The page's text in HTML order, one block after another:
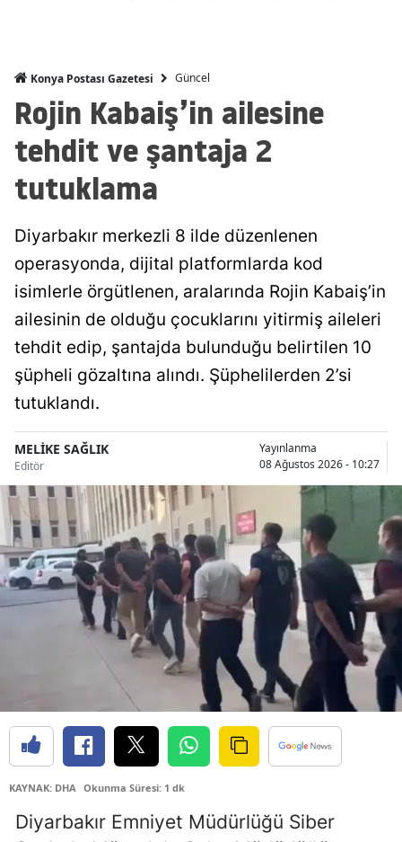
Manisa
Kahramanmaraş
Muş
Nevşehir
Niğde
Ordu
Sakarya
Samsun
Sinop
Sivas
Tekirdağ
Tokat
Trabzon
Tunceli
Şanlıurfa
Van
Konya Postası Gazetesi Güncel
Rojin Kabaiş’in ailesine
tehdit ve şantaja 2
tutuklama
Diyarbakır merkezli 8 ilde düzenlenen
operasyonda, dijital platformlarda kod
isimlerle örgütlenen, aralarında Rojin Kabaiş’in
ailesinin de olduğu çocuklarını yitirmiş aileleri
tehdit edip, şantajda bulunduğu belirtilen 10
şüpheli gözaltına alındı. Şüphelilerden 2’si
tutuklandı.
MELİKE SAĞLIK
Editör
Yayınlanma
08 Ağustos 2026 - 10:27
KAYNAK: DHA Okunma Süresi: 1 dk
Diyarbakır Emniyet Müdürlüğü Siber